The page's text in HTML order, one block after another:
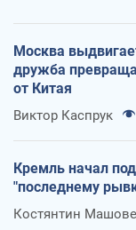
Москва
дружба
от Китая
Виктор Каспрук
Кремль начал
"последнему
Костянтин